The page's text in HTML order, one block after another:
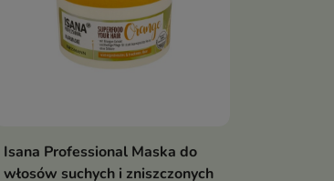
Dodaj do koszyka
Isana Professional Maska do
włosów suchych i zniszczonych